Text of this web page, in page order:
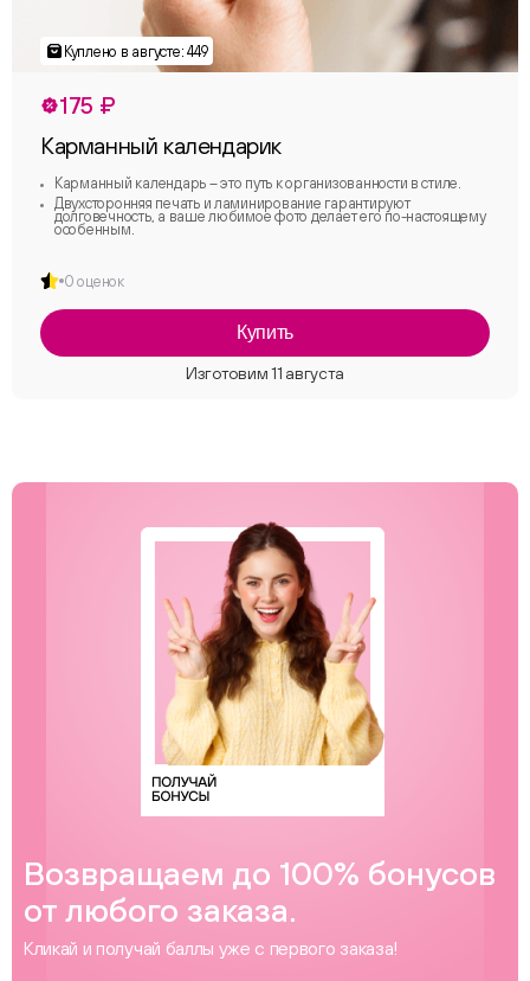
175 ₽
Карманный календарик
Карманный календарь – это путь к организованности в стиле.
Двухсторонняя печать и ламинирование гарантируют
долговечность, а ваше любимое фото делает его по-настоящему
особенным.
0 оценок
Купить
Возвращаем до 100% бонусов
от любого заказа.
Кликай и получай баллы уже с первого заказа!